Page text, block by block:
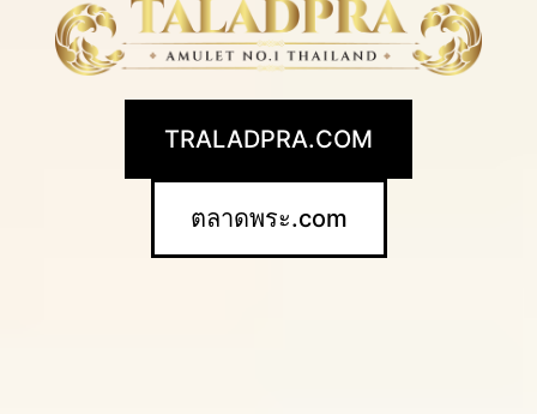
TRALADPRA.COM
ตลาดพระ.com